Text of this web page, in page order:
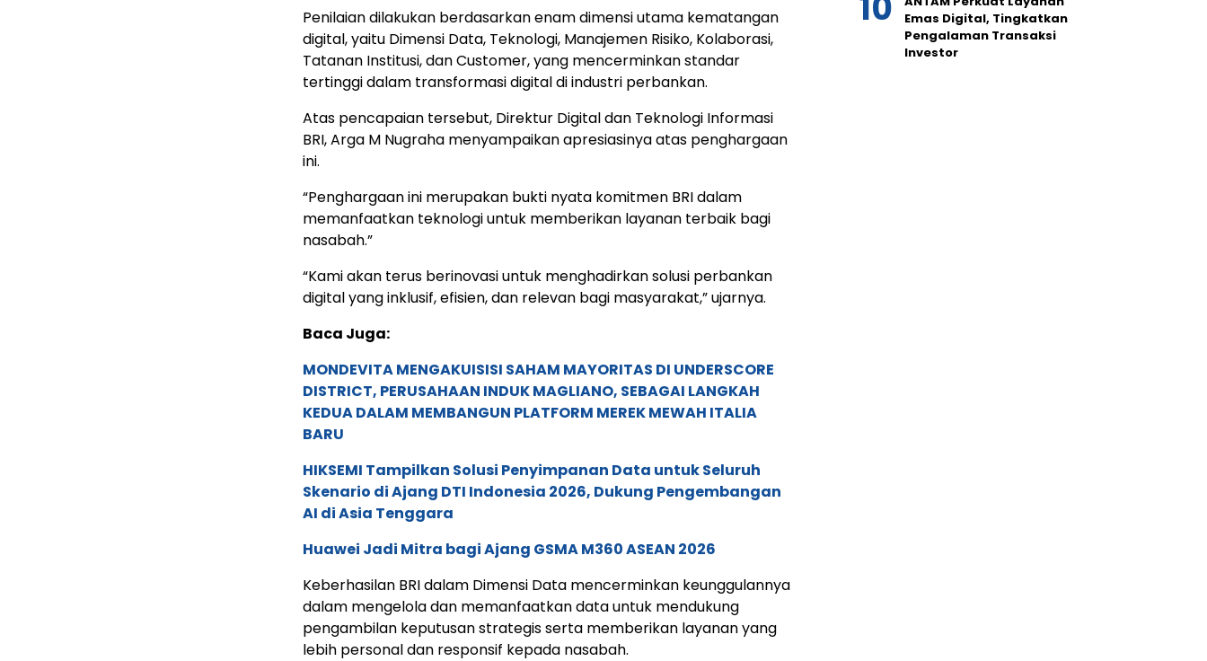
Penilaian dilakukan berdasarkan enam dimensi utama kematangan
digital, yaitu Dimensi Data, Teknologi, Manajemen Risiko, Kolaborasi,
Tatanan Institusi, dan Customer, yang mencerminkan standar
tertinggi dalam transformasi digital di industri perbankan.
Atas pencapaian tersebut, Direktur Digital dan Teknologi Informasi
BRI, Arga M Nugraha menyampaikan apresiasinya atas penghargaan
ini.
“Penghargaan ini merupakan bukti nyata komitmen BRI dalam
memanfaatkan teknologi untuk memberikan layanan terbaik bagi
nasabah.”
“Kami akan terus berinovasi untuk menghadirkan solusi perbankan
digital yang inklusif, efisien, dan relevan bagi masyarakat,” ujarnya.
Baca Juga:
MONDEVITA MENGAKUISISI SAHAM MAYORITAS DI UNDERSCORE
DISTRICT, PERUSAHAAN INDUK MAGLIANO, SEBAGAI LANGKAH
KEDUA DALAM MEMBANGUN PLATFORM MEREK MEWAH ITALIA
BARU
HIKSEMI Tampilkan Solusi Penyimpanan Data untuk Seluruh
Skenario di Ajang DTI Indonesia 2026, Dukung Pengembangan
AI di Asia Tenggara
Huawei Jadi Mitra bagi Ajang GSMA M360 ASEAN 2026
Keberhasilan BRI dalam Dimensi Data mencerminkan keunggulannya
dalam mengelola dan memanfaatkan data untuk mendukung
pengambilan keputusan strategis serta memberikan layanan yang
lebih personal dan responsif kepada nasabah.
Emas Digital, Tingkatkan
Pengalaman Transaksi
Investor